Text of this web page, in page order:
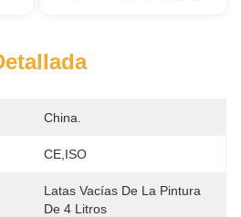
China.
CE,ISO
Latas Vacías De La Pintura
De 4 Litros